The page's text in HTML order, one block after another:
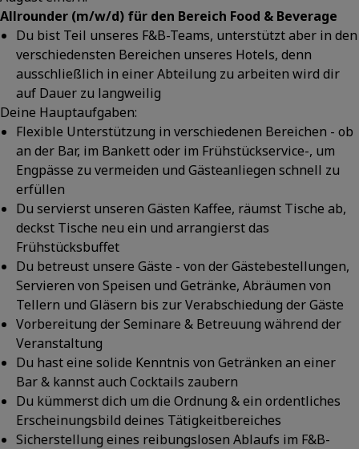
Allrounder (m/w/d) für den Bereich Food & Beverage
Du bist Teil unseres F&B-Teams, unterstützt aber in den
verschiedensten Bereichen unseres Hotels, denn
ausschließlich in einer Abteilung zu arbeiten wird dir
auf Dauer zu langweilig
Deine Hauptaufgaben:
Flexible Unterstützung in verschiedenen Bereichen - ob
an der Bar, im Bankett oder im Frühstückservice-, um
Engpässe zu vermeiden und Gästeanliegen schnell zu
erfüllen
Du servierst unseren Gästen Kaffee, räumst Tische ab,
deckst Tische neu ein und arrangierst das
Frühstücksbuffet
Du betreust unsere Gäste - von der Gästebestellungen,
Servieren von Speisen und Getränke, Abräumen von
Tellern und Gläsern bis zur Verabschiedung der Gäste
Vorbereitung der Seminare & Betreuung während der
Veranstaltung
Du hast eine solide Kenntnis von Getränken an einer
Bar & kannst auch Cocktails zaubern
Du kümmerst dich um die Ordnung & ein ordentliches
Erscheinungsbild deines Tätigkeitbereiches
Sicherstellung eines reibungslosen Ablaufs im F&B-